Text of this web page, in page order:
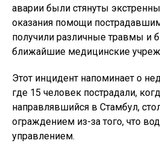
аварии были стянуты
оказания помощи
получили различные травмы и
ближайшие медицинские
Этот инцидент напоминает о
где 15 человек пострадали,
направлявшийся в Стамбул,
ограждением из-за того, что
управлением.